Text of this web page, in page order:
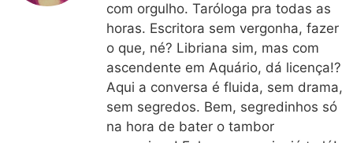
com orgulho. Taróloga pra todas as
horas. Escritora sem vergonha, fazer
o que, né? Libriana sim, mas com
ascendente em Aquário, dá licença!?
Aqui a conversa é fluida, sem drama,
sem segredos. Bem, segredinhos só
na hora de bater o tambor